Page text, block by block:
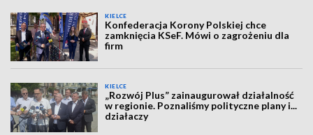
KIELCE
Konfederacja Korony Polskiej chce
zamknięcia KSeF. Mówi o zagrożeniu dla
firm
KIELCE
„Rozwój Plus” zainaugurował działalność
w regionie. Poznaliśmy polityczne plany i...
działaczy